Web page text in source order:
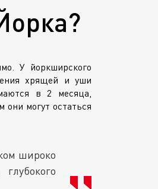
У йоркширского
хрящей и уши
в 2 месяца,
они могут остаться
широко